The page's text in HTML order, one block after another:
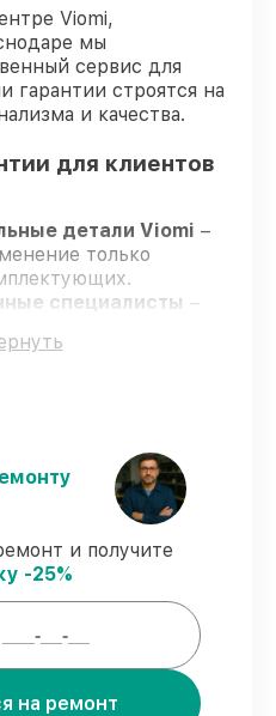
Viomi,
мы
сервис для
гарантии строятся на
и качества.
для клиентов
детали Viomi –
только
специалисты –
их
ремонта
– все все
гарантийной
готовы к установке
и получите
-25%
на ремонт